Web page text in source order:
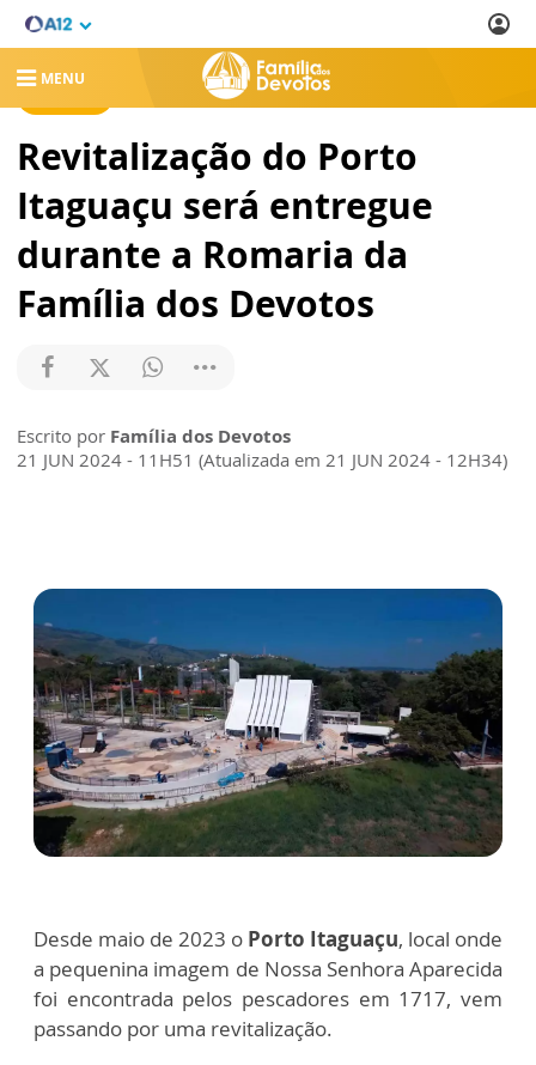
MENU
Revitalização do Porto
Itaguaçu será entregue
durante a Romaria da
Família dos Devotos
Escrito por Família dos Devotos
21 JUN 2024 - 11H51 (Atualizada em 21 JUN 2024 - 12H34)
Desde maio de 2023 o Porto Itaguaçu, local onde
a pequenina imagem de Nossa Senhora Aparecida
foi encontrada pelos pescadores em 1717, vem
passando por uma revitalização.